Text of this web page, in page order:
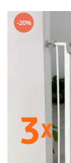
Sigurante pentru
Sigurante
Kituri de
Protectii casa
Poarta siguranta
Deflectoare
Protectii exterior
-20%